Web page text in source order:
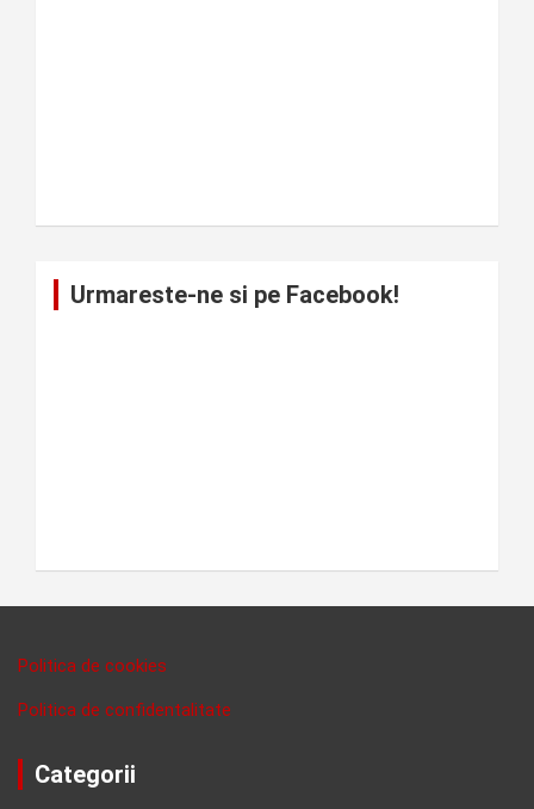
Urmareste-ne si pe Facebook!
Politica de cookies
Politica de confidentalitate
Categorii